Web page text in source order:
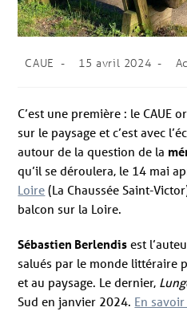
CAUE 15 avril 2024
C’est une première : le CAUE
sur le paysage et c’est avec
autour de la question de la
qu’il se déroulera, le 14 mai
Loire (La Chaussée Saint-
balcon sur la Loire.
Sébastien Berlendis est
salués par le monde littéraire
et au paysage. Le dernier,
Sud en janvier 2024. En